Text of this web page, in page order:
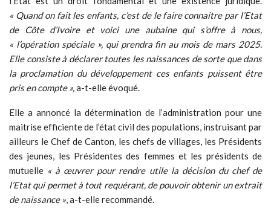
des jeunes, les Présidentes des femmes et les présidents de
mutuelle« à œuvrer pour rendre utile la décision du chef de
l’Etat qui permet à tout requérant, de pouvoir obtenir un extrait
de naissance », a-t-elle recommandé.
La seconde communication a porté sur les relations
tumultueuses qui effritent l’entente entre les chefs et leurs
cas de succession, d’indiscipline, d’insubordination et d’abus de
position sociale détériorent l’atmosphère dans le canton.
Abordant ce chapitre, elle a fait lecture des textes régissant la
désignation des chefs, leurs rôles, devoirs et responsabilités
dans les villages, tout en insistant sur le respect des us et
coutumes qui sont la voie unique et légitime pour accéder au